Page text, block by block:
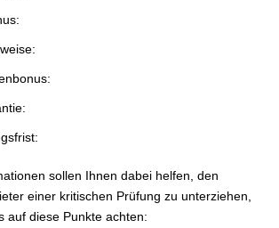
sollen Ihnen dabei helfen, den
einer kritischen Prüfung zu unterziehen,
auf diese Punkte achten: